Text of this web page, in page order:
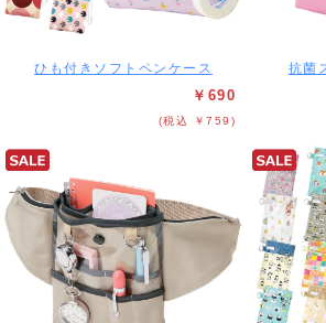
ひも付きソフトペンケース
￥690
(税込 ￥759)
抗菌